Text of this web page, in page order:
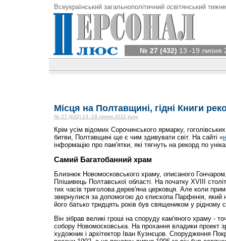
Всеукраїнський загальнополітичний освітянський
№ 27 (432) 13 -19 липня
Місця на Полтавщині, гідні Книги
№ 27 (432) 13 -19 липня 2011 року
Крім усім відомих Сорочинського ярмарку,
битви, Полтавщині ще є чим здивувати світ. На сайті «
інформацію про пам'ятки, які тягнуть на рекорд по
Самий Багатобанний храм
Близнюк Новомосковського храму, описаного
Плішивець Полтавської області. На початку XVIII
тих часів триголова дерев'яна церковця. Але коли
звернулися за допомогою до єпископа Парфенія, який
його батько тридцять років був священиком у рідному
Він зібрав великі гроші на споруду кам'яного храму -
собору Новомосковська. На прохання владики проект
художник і архітектор Іван Кузнєцов. Спорудження